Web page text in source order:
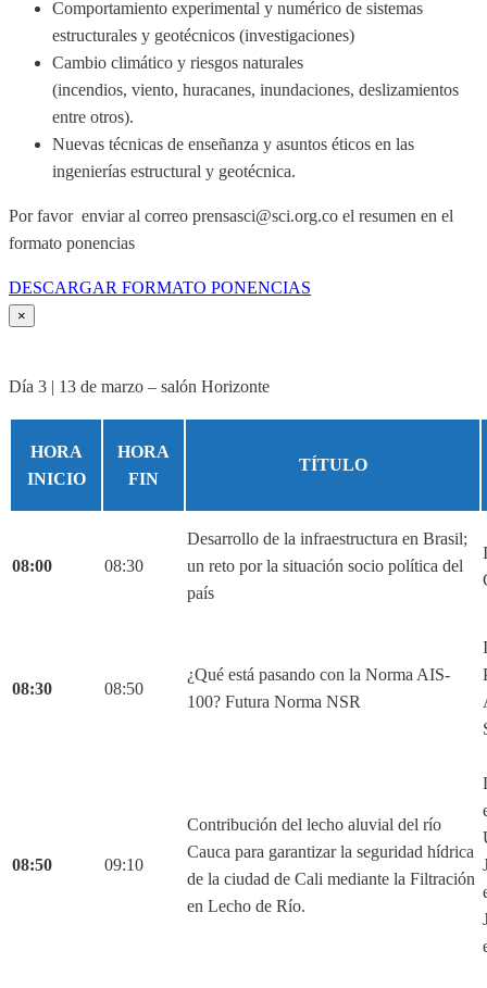
Comportamiento experimental y numérico de sistemas
estructurales y geotécnicos (investigaciones)
Cambio climático y riesgos naturales
(incendios, viento, huracanes, inundaciones, deslizamientos
entre otros).
Nuevas técnicas de enseñanza y asuntos éticos en las
ingenierías estructural y geotécnica.
Por favor enviar al correo prensasci@sci.org.co el resumen en el
formato ponencias
DESCARGAR FORMATO PONENCIAS
×
Día 3 | 13 de marzo – salón Horizonte
HORA
INICIO
HORA
FIN
TÍTULO
08:00 08:30
Desarrollo de la infraestructura en Brasil;
un reto por la situación socio política del
país
08:30 08:50
¿Qué está pasando con la Norma AIS-
100? Futura Norma NSR
08:50 09:10
Contribución del lecho aluvial del río
Cauca para garantizar la seguridad hídrica
de la ciudad de Cali mediante la Filtración
en Lecho de Río.